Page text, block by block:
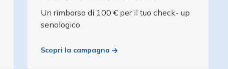
Un rimborso di 100 € per il tuo check- up
senologico
Scopri la campagna